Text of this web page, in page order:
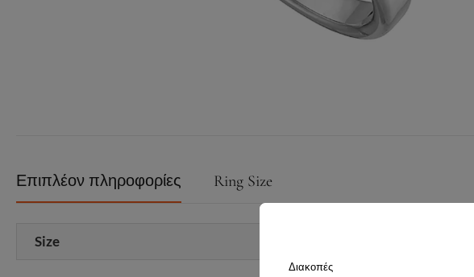
Επιπλέον πληροφορίες Ring Size
Size
Διακοπές